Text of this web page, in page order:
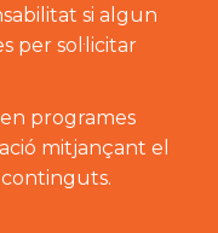
si algun
per sol·licitar
programes
mitjançant el